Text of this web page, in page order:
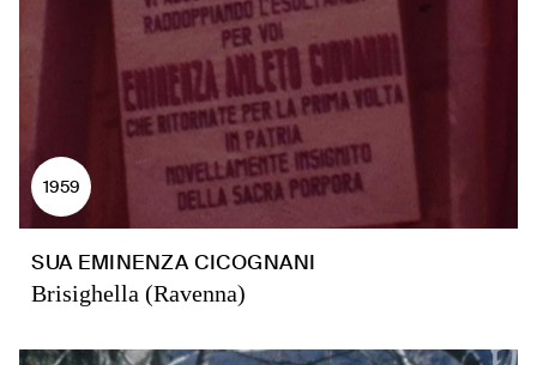
1959
SUA EMINENZA CICOGNANI
Brisighella (Ravenna)